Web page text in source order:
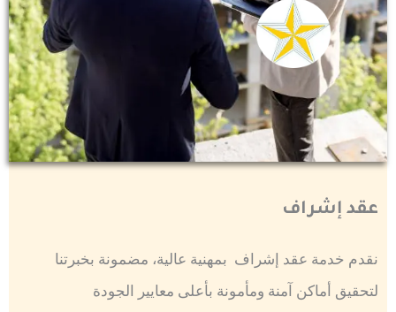
عقد إشراف
نقدم خدمة عقد إشراف بمهنية عالية، مضمونة بخبرتنا
لتحقيق أماكن آمنة ومأمونة بأعلى معايير الجودة